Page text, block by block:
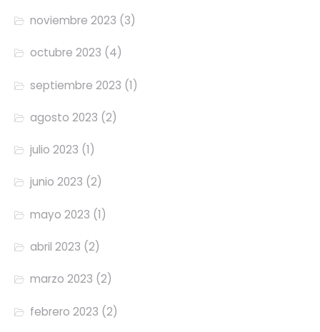
noviembre 2023 (3)
octubre 2023 (4)
septiembre 2023 (1)
agosto 2023 (2)
julio 2023 (1)
junio 2023 (2)
mayo 2023 (1)
abril 2023 (2)
marzo 2023 (2)
febrero 2023 (2)